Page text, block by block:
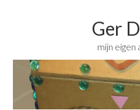
Ger
mijn eigen